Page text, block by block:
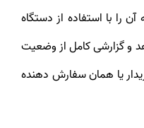
با استفاده از دستگاه
کامل از وضعیت
یا همان سفارش دهنده